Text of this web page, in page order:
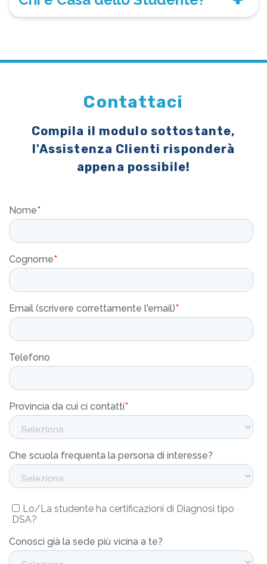
Contattaci
Compila il modulo sottostante,
l'Assistenza Clienti risponderà
appena possibile!